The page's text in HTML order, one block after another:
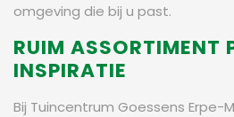
omgeving die bij u past.
RUIM ASSORTIMENT
INSPIRATIE
Bij Tuincentrum Goessens Erpe-